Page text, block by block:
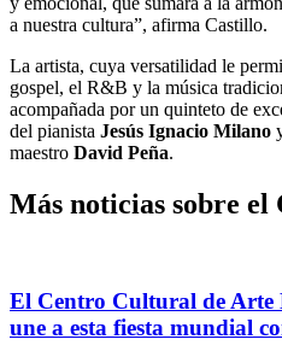
a nuestra cultura”, afirma Castillo.
La artista, cuya versatilidad le
gospel, el R&B y la música
acompañada por un quinteto de
del pianista Jesús Ignacio Milano
maestro David Peña.
Más noticias sobre el
El Centro Cultural de Arte
une a esta fiesta mundial